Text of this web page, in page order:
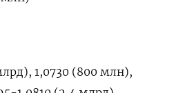
1,0730 (800 млн),